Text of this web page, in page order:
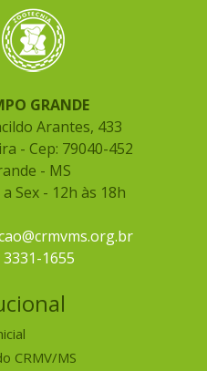
GRANDE
Arantes, 433
- Cep: 79040-452
- MS
Sex - 12h às 18h
3331-1655
CRMV/MS